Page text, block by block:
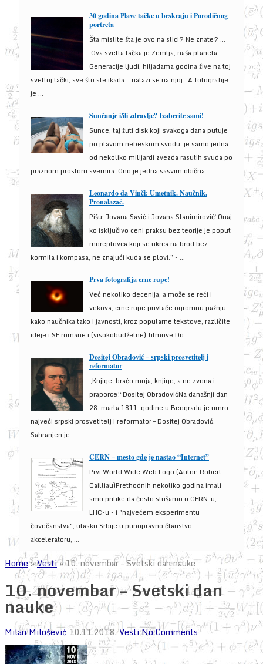
30 godina Plave tačke u beskraju i Porodičnog
portreta
Šta mislite šta je ovo na slici? Ne znate? …
Ova svetla tačka je Zemlja, naša planeta.
Generacije ljudi, hiljadama godina žive na toj
svetloj tački, sve što ste ikada… nalazi se na njoj…A fotografije
je ...
Sunčanje i/ili zdravlje? Izaberite sami!
Sunce, taj žuti disk koji svakoga dana putuje
po plavom nebeskom svodu, je samo jedna
od nekoliko milijardi zvezda rasutih svuda po
praznom prostoru svemira. Ono je jedna sasvim obična ...
Leonardo da Vinči: Umetnik. Naučnik.
Pronalazač.
Pišu: Jovana Savić i Jovana Stanimirović“Onaj
ko isključivo ceni praksu bez teorije je poput
moreplovca koji se ukrca na brod bez
kormila i kompasa, ne znajući kuda se plovi.” - ...
Prva fotografija crne rupe!
Već nekoliko decenija, a može se reći i
vekova, crne rupe privlače ogromnu pažnju
kako naučnika tako i javnosti, kroz popularne tekstove, različite
ideje i SF romane i (visokobudžetne) filmove.Do ...
Dositej Obradović – srpski prosvetitelj i
reformator
„Knjige, braćo moja, knjige, a ne zvona i
praporce!“Dositej ObradovićNa današnji dan
28. marta 1811. godine u Beogradu je umro
najveći srpski prosvetitelj i reformator – Dositej Obradović.
Sahranjen je ...
CERN – mesto gde je nastao “Internet”
Prvi World Wide Web Logo (Autor: Robert
Cailliau)Prethodnih nekoliko godina imali
smo prilike da često slušamo o CERN-u,
LHC-u - i "najvećem eksperimentu
čovečanstva", ulasku Srbije u punopravno članstvo,
akceleratoru, ...
Home»Vesti»10. novembar – Svetski dan nauke
10. novembar – Svetski dan
nauke
Milan Milošević 10.11.2018. Vesti No Comments